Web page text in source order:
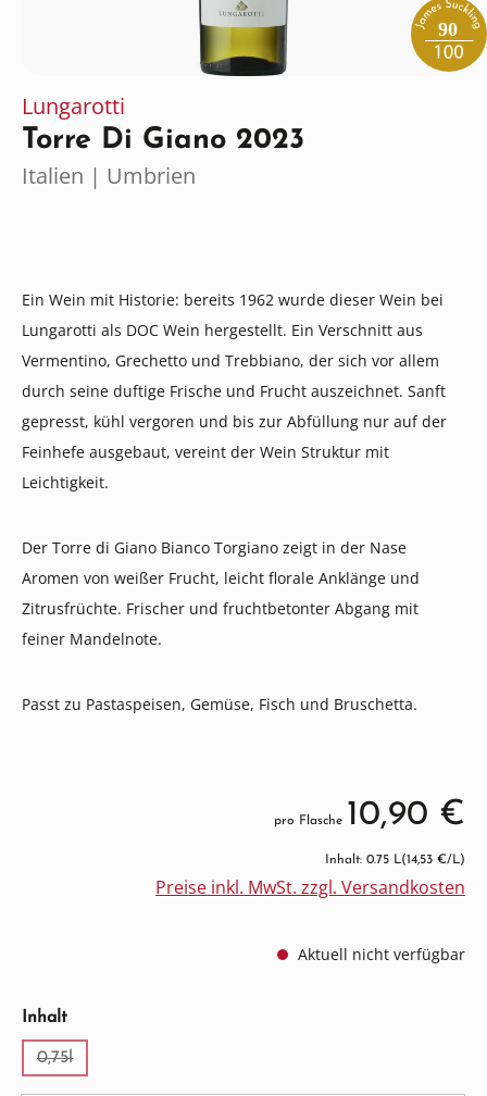
90
Lungarotti
Torre Di Giano 2023
Italien | Umbrien
Ein Wein mit Historie: bereits 1962 wurde dieser Wein bei
Lungarotti als DOC Wein hergestellt. Ein Verschnitt aus
Vermentino, Grechetto und Trebbiano, der sich vor allem
durch seine duftige Frische und Frucht auszeichnet. Sanft
gepresst, kühl vergoren und bis zur Abfüllung nur auf der
Feinhefe ausgebaut, vereint der Wein Struktur mit
Leichtigkeit.
Der Torre di Giano Bianco Torgiano zeigt in der Nase
Aromen von weißer Frucht, leicht florale Anklänge und
Zitrusfrüchte. Frischer und fruchtbetonter Abgang mit
feiner Mandelnote.
Passt zu Pastaspeisen, Gemüse, Fisch und Bruschetta.
pro Flasche 10,90 €
Inhalt: 0.75 L(14,53 €/L)
Preise inkl. MwSt. zzgl. Versandkosten
Aktuell nicht verfügbar
Inhaltauswählen
0,75l